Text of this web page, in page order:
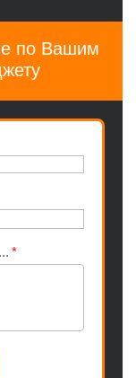
по Вашим